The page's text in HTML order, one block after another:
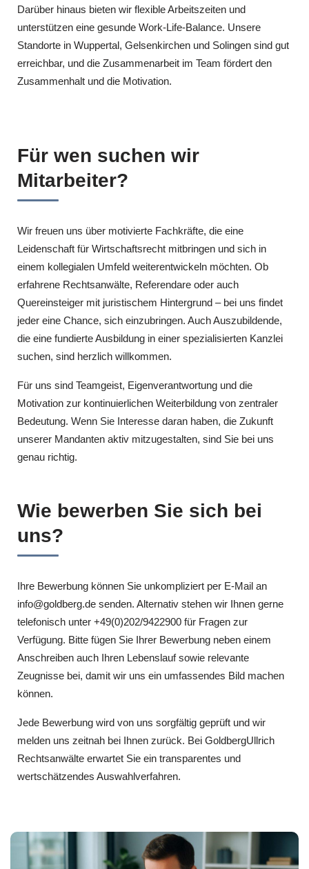
Darüber hinaus bieten wir flexible Arbeitszeiten und
unterstützen eine gesunde Work-Life-Balance. Unsere
Standorte in Wuppertal, Gelsenkirchen und Solingen sind gut
erreichbar, und die Zusammenarbeit im Team fördert den
Zusammenhalt und die Motivation.
Für wen suchen wir
Mitarbeiter?
Wir freuen uns über motivierte Fachkräfte, die eine
Leidenschaft für Wirtschaftsrecht mitbringen und sich in
einem kollegialen Umfeld weiterentwickeln möchten. Ob
erfahrene Rechtsanwälte, Referendare oder auch
Quereinsteiger mit juristischem Hintergrund – bei uns findet
jeder eine Chance, sich einzubringen. Auch Auszubildende,
die eine fundierte Ausbildung in einer spezialisierten Kanzlei
suchen, sind herzlich willkommen.
Für uns sind Teamgeist, Eigenverantwortung und die
Motivation zur kontinuierlichen Weiterbildung von zentraler
Bedeutung. Wenn Sie Interesse daran haben, die Zukunft
unserer Mandanten aktiv mitzugestalten, sind Sie bei uns
genau richtig.
Wie bewerben Sie sich bei
uns?
Ihre Bewerbung können Sie unkompliziert per E-Mail an
info@goldberg.de senden. Alternativ stehen wir Ihnen gerne
telefonisch unter +49(0)202/9422900 für Fragen zur
Verfügung. Bitte fügen Sie Ihrer Bewerbung neben einem
Anschreiben auch Ihren Lebenslauf sowie relevante
Zeugnisse bei, damit wir uns ein umfassendes Bild machen
können.
Jede Bewerbung wird von uns sorgfältig geprüft und wir
melden uns zeitnah bei Ihnen zurück. Bei GoldbergUllrich
Rechtsanwälte erwartet Sie ein transparentes und
wertschätzendes Auswahlverfahren.